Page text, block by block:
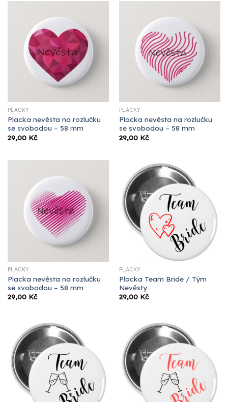
PLACKY
Placka nevěsta na rozlučku
se svobodou – 58 mm
29,00 Kč
PLACKY
Placka nevěsta na rozlučku
se svobodou – 58 mm
29,00 Kč
PLACKY
Placka nevěsta na rozlučku
se svobodou – 58 mm
29,00 Kč
PLACKY
Placka Team Bride / Tým
Nevěsty
29,00 Kč